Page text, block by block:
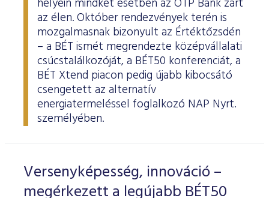
helyein mindkét esetben az OTP Bank zárt
az élen. Október rendezvények terén is
mozgalmasnak bizonyult az Értéktőzsdén
– a BÉT ismét megrendezte középvállalati
csúcstalálkozóját, a BÉT50 konferenciát, a
BÉT Xtend piacon pedig újabb kibocsátó
csengetett az alternatív
energiatermeléssel foglalkozó NAP Nyrt.
személyében.
Versenyképesség, innováció –
megérkezett a legújabb BÉT50